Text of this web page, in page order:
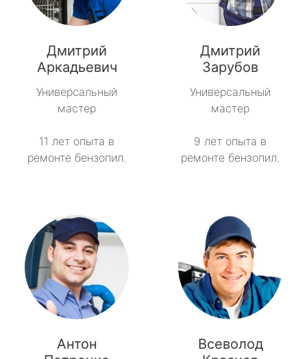
Дмитрий
Аркадьевич
Универсальный
мастер
11 лет опыта в
ремонте бензопил.
Дмитрий
Зарубов
Универсальный
мастер
9 лет опыта в
ремонте бензопил.
Антон
Всеволод